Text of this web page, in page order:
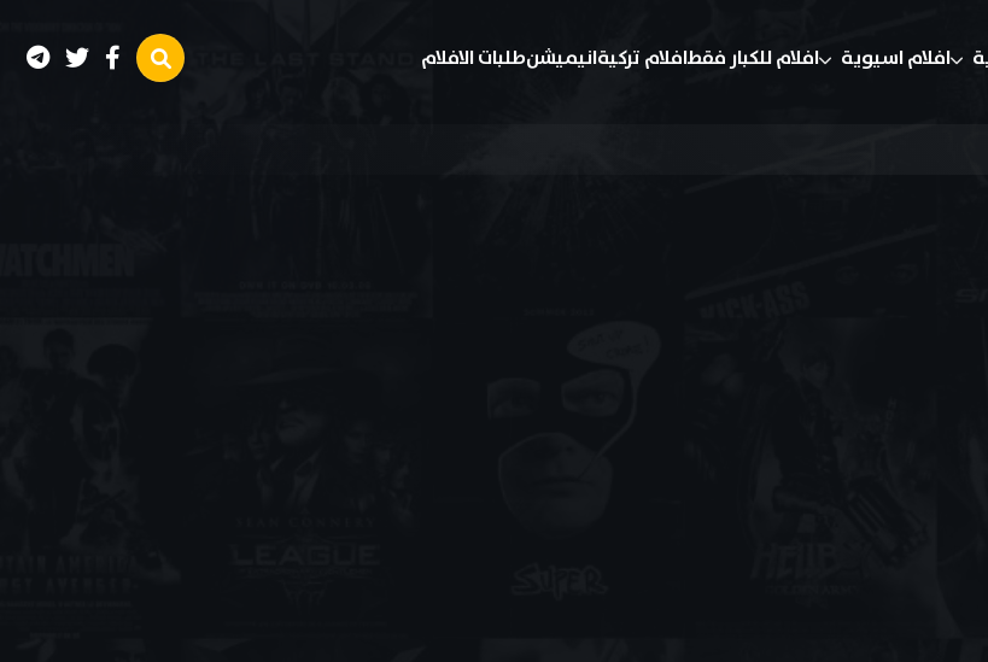
افلام اسيوية افلام للكبار فقطافلام تركيةانيميشنطلبات الافلام